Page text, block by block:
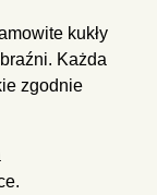
kukły
Każda
zgodnie